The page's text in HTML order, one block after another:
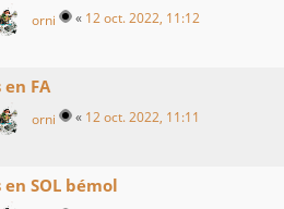
orni « 12 oct. 2022, 11:12
FA
orni « 12 oct. 2022, 11:11
SOL bémol